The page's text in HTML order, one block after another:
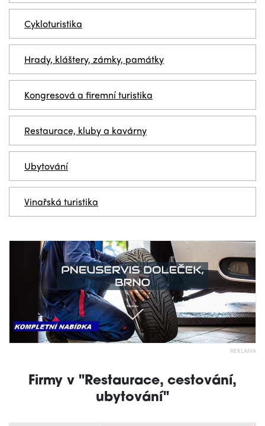
Cykloturistika
Hrady, kláštery, zámky, památky
Kongresová a firemní turistika
Restaurace, kluby a kavárny
Ubytování
Vinařská turistika
REKLAMA
Firmy v "Restaurace, cestování,
ubytování"